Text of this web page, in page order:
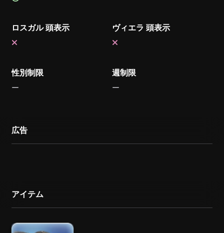
ロスガル 頭表示 ヴィエラ 頭表示
性別制限 週制限
広告
アイテム